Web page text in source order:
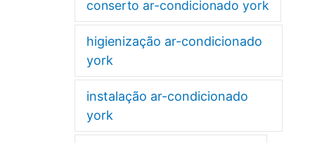
conserto ar-condicionado york
higienização ar-condicionado
york
instalação ar-condicionado
york